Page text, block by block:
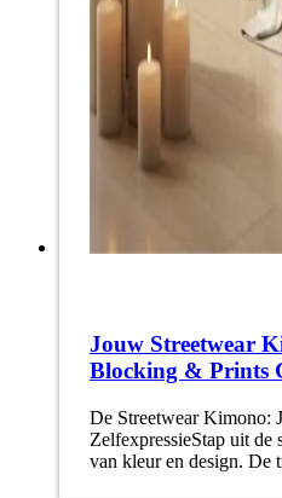
Jouw Streetwear
Blocking & Prints
De Streetwear Kimono:
ZelfexpressieStap uit de
van kleur en design.